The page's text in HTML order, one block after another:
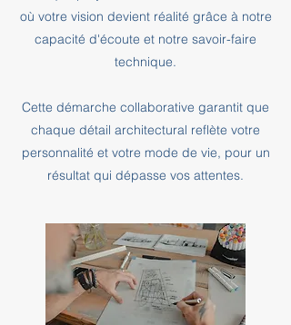
où votre vision devient réalité grâce à notre
capacité d'écoute et notre savoir-faire
technique.
Cette démarche collaborative garantit que
chaque détail architectural reflète votre
personnalité et votre mode de vie, pour un
résultat qui dépasse vos attentes.